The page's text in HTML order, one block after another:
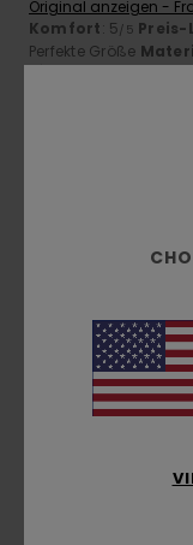
Original anzeigen -
Komfort: 5/5
Perfekte Größe
6. Juli 2026
Komfort: 5/5 Preis-
Material: 5/5 Farbe:
Ich empfehle